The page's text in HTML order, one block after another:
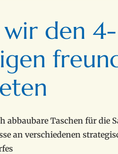
wir den 4-
abbaubare Taschen für die
an verschiedenen